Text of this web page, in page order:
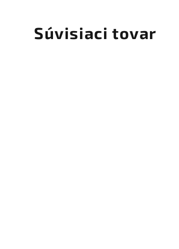
Súvisiaci tovar